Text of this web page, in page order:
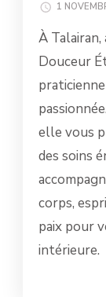
1
À
Douceur
elle vous
des soins
corps,
paix pour
intérieure.